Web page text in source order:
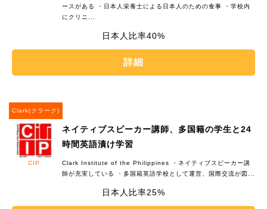
ースがある ・日本人栄養士による日本人のための食事 ・学校内
にクリニ...
40%
詳細
Clark(クラーク)
CIP
ネイティブスピーカー講師、多国籍の学生と24
時間英語漬け学習
Clark Institute of the Philippines ・ネイティブスピーカー講
師が充実している ・多国籍英語学校として運営、国際交流が図...
25%